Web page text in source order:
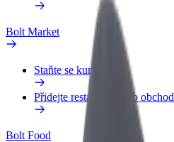
Bolt Market
Staňte se kurýrem
Přidejte restauraci nebo obchod
Bolt Food